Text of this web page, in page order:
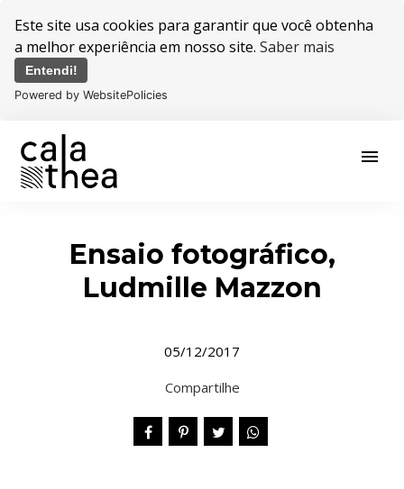
Este site usa cookies para garantir que você obtenha
a melhor experiência em nosso site. Saber mais
Entendi!
Powered by WebsitePolicies
menu
Ensaio fotográfico,
Ludmille Mazzon
05/12/2017
Compartilhe